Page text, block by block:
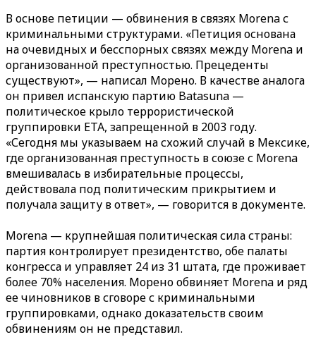
В основе петиции — обвинения в связях Morena с
криминальными структурами. «Петиция основана
на очевидных и бесспорных связях между Morena и
организованной преступностью. Прецеденты
существуют», — написал Морено. В качестве аналога
он привел испанскую партию Batasuna —
политическое крыло террористической
группировки ETA, запрещенной в 2003 году.
«Сегодня мы указываем на схожий случай в Мексике,
где организованная преступность в союзе с Morena
вмешивалась в избирательные процессы,
действовала под политическим прикрытием и
получала защиту в ответ», — говорится в документе.
Morena — крупнейшая политическая сила страны:
партия контролирует президентство, обе палаты
конгресса и управляет 24 из 31 штата, где проживает
более 70% населения. Морено обвиняет Morena и ряд
ее чиновников в сговоре с криминальными
группировками, однако доказательств своим
обвинениям он не представил.